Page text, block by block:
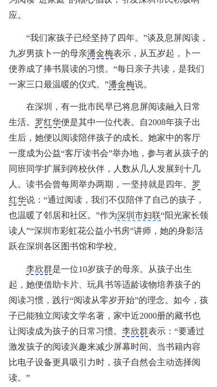
应。
“我们家孩子已经坚持了四年。”谈及息屏阅读，
九岁男孩卜一的母亲潘金梅表示，从五岁起，卜一
便养成了捧书晨读的习惯。“每日亲子共读，是我们
一家三口最温暖的仪式。”潘金梅说。
在深圳，有一批市民早已将息屏阅读融入日常
生活。 罗红华便是其中一位代表。自2008年孩子出
生后，她便以阅读陪伴孩子的成长。她家中的客厅
一度成为公益“客厅读书会”举办地，参与者从孩子的
同班同学扩展到跨校伙伴，人数从几人发展到十几
人。读书会曾每周举办两期，一坚持就是四年。 罗
红华说：“通过阅读，我们不仅陪伴了自己的孩子，
也温暖了邻居和社区。”作为深圳市妇联“阳光家长领
读人”“深圳市彩虹花公益小书房”讲师，她的身影活
跃在深圳各区图书馆和学校。
李欣群是一位10岁孩子的母亲。从孩子出生
起，她便借助卡片、玩具书等适龄读物培养孩子的
阅读习惯，践行“阅读从零岁开始”的理念。如今，孩
子已能独立阅读文学名著，家中近2000册的藏书也
让阅读成为孩子的日常习惯。 李欣群表示：“要通过
激发孩子的阅读兴趣来减少屏幕时间。当书籍内容
比电子设备更具吸引力时，孩子自然会主动选择阅
读。”